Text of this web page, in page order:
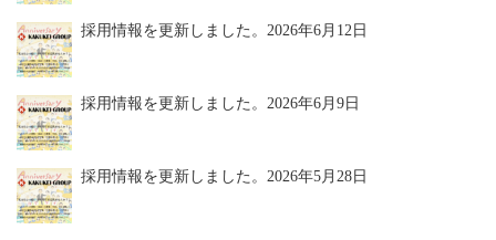
採用情報を更新しました。 2026年6月12日
採用情報を更新しました。 2026年6月9日
採用情報を更新しました。 2026年5月28日